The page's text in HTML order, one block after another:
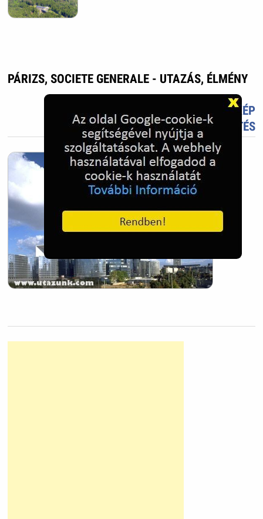
PÁRIZS, SOCIETE GENERALE - UTAZÁS, ÉLMÉNY
TETSZIK?TÖLTS FEL FOTÓT TE IS!
ÚJ KÉP
FELTÖLTÉS